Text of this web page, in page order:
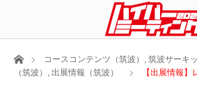
ホームコースコンテンツ（筑波） , 筑波サーキ
（筑波） , 出展情報（筑波） 【出展情報】